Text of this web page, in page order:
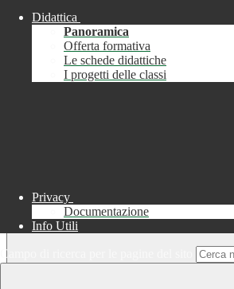
Chiudi
Informazione
Didattica
Panoramica
Offerta formativa
Le schede didattiche
I progetti delle classi
Privacy
Documentazione
Info Utili
Campo di ricerca per le pagine del sito